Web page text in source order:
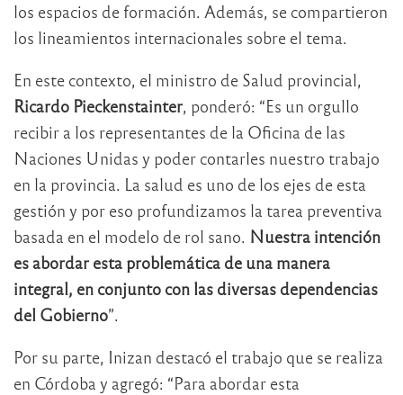
los espacios de formación. Además, se compartieron
los lineamientos internacionales sobre el tema.
En este contexto, el ministro de Salud provincial,
Ricardo Pieckenstainter, ponderó: “Es un orgullo
recibir a los representantes de la Oficina de las
Naciones Unidas y poder contarles nuestro trabajo
en la provincia. La salud es uno de los ejes de esta
gestión y por eso profundizamos la tarea preventiva
basada en el modelo de rol sano. Nuestra intención
es abordar esta problemática de una manera
integral, en conjunto con las diversas dependencias
del Gobierno”.
Por su parte, Inizan destacó el trabajo que se realiza
en Córdoba y agregó: “Para abordar esta